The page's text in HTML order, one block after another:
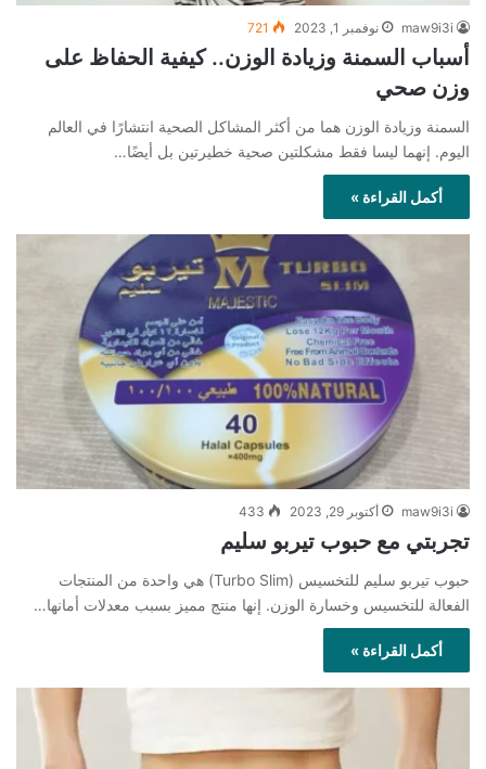
maw9i3i نوفمبر 1, 2023 721
أسباب السمنة وزيادة الوزن.. كيفية الحفاظ على
وزن صحي
السمنة وزيادة الوزن هما من أكثر المشاكل الصحية انتشارًا في العالم
اليوم. إنهما ليسا فقط مشكلتين صحية خطيرتين بل أيضًا…
أكمل القراءة »
maw9i3i أكتوبر 29, 2023 433
تجربتي مع حبوب تيربو سليم
حبوب تيربو سليم للتخسيس (Turbo Slim) هي واحدة من المنتجات
الفعالة للتخسيس وخسارة الوزن. إنها منتج مميز بسبب معدلات أمانها…
أكمل القراءة »